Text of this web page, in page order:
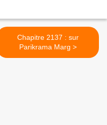
Chapitre 2137 : sur
Parikrama Marg >